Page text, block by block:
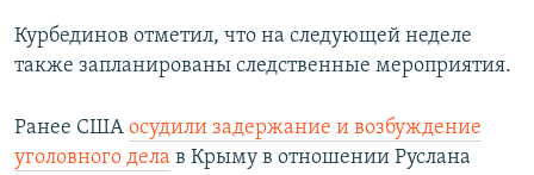
Курбединов отметил, что на следующей неделе
также запланированы следственные мероприятия.
Ранее США осудили задержание и возбуждение
уголовного дела в Крыму в отношении Руслана